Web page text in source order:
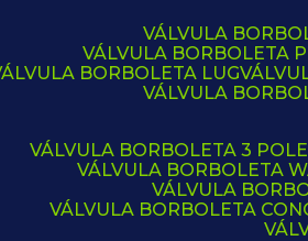
VÁLVULA
VÁLVULA BORBOLETA
VÁLVULA BORBOLETA LUG
VÁLVULA
VÁLVULA BORBOLETA 3
VÁLVULA BORBOLETA
VÁLVULA
VÁLVULA BORBOLETA